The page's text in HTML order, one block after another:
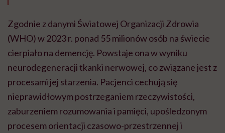
Zgodnie z danymi Światowej Organizacji Zdrowia
(WHO) w 2023 r. ponad 55 milionów osób na świecie
cierpiało na demencję. Powstaje ona w wyniku
neurodegeneracji tkanki nerwowej, co związane jest z
procesami jej starzenia. Pacjenci cechują się
nieprawidłowym postrzeganiem rzeczywistości,
zaburzeniem rozumowania i pamięci, upośledzonym
procesem orientacji czasowo-przestrzennej i